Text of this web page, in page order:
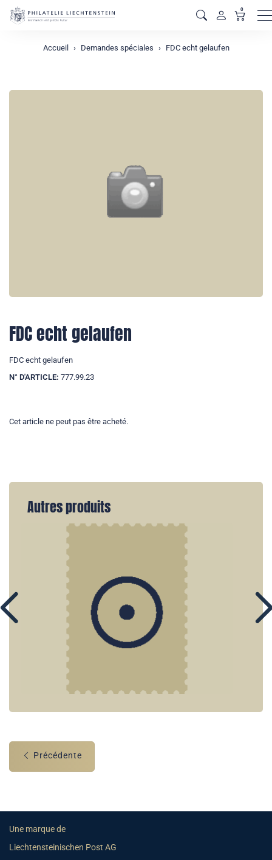
0
Accueil Demandes spéciales FDC echt gelaufen
FDC echt gelaufen
FDC echt gelaufen
N° D'ARTICLE: 777.99.23
Cet article ne peut pas être acheté.
Autres produits
Précédente
Une marque de
Liechtensteinischen Post AG